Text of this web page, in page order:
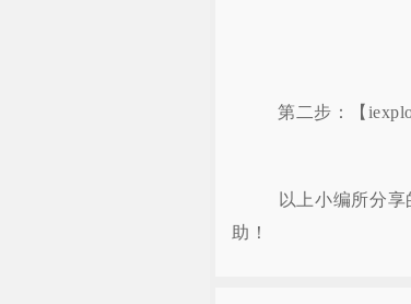
第二步：【
以上小编所分享的
助！